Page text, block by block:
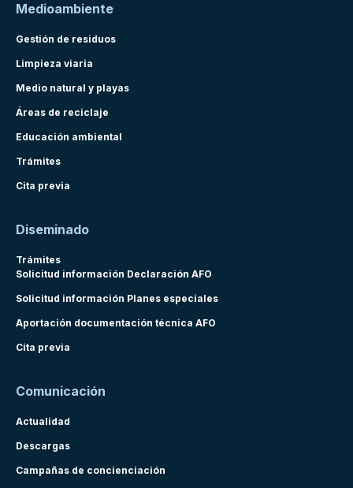
Medioambiente
Gestión de residuos
Limpieza viaria
Medio natural y playas
Áreas de reciclaje
Educación ambiental
Trámites
Cita previa
Diseminado
Trámites
Solicitud información Declaración AFO
Solicitud información Planes especiales
Aportación documentación técnica AFO
Cita previa
Comunicación
Actualidad
Descargas
Campañas de concienciación